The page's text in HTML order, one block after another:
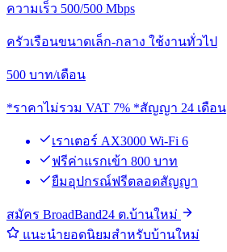
ความเร็ว 500/500 Mbps
ครัวเรือนขนาดเล็ก-กลาง ใช้งานทั่วไป
500 บาท/เดือน
*ราคาไม่รวม VAT 7% *สัญญา 24 เดือน
เราเตอร์ AX3000 Wi-Fi 6
ฟรีค่าแรกเข้า 800 บาท
ยืมอุปกรณ์ฟรีตลอดสัญญา
สมัคร BroadBand24 ต.บ้านใหม่
แนะนำยอดนิยมสำหรับบ้านใหม่